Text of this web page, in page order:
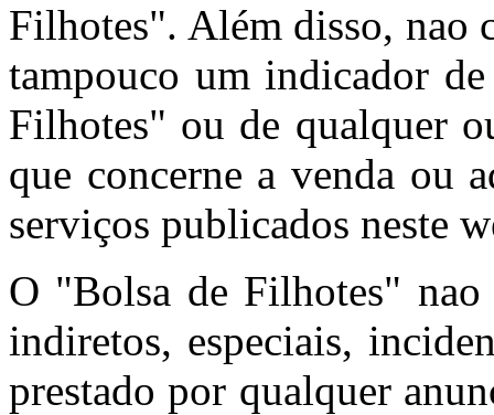
Filhotes". Além disso, nao
tampouco um indicador
Filhotes" ou de qualquer
que concerne a venda ou
serviços publicados neste
O "Bolsa de Filhotes" nao
indiretos, especiais,
prestado por qualquer